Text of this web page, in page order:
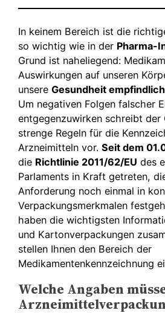
In keinem Bereich ist die
so wichtig wie in der Pharma-
Grund ist naheliegend:
Auswirkungen auf unseren
unsereGesundheit
Um negativen Folgen falscher
entgegenzuwirken schreibt der
strenge Regeln für die
Arzneimitteln vor.Seit dem
die Richtlinie 2011/62/EU des
Parlaments in Kraft getreten,
Anforderung noch einmal in
Verpackungsmerkmalen
haben die wichtigsten
und Kartonverpackungen
stellen Ihnen den Bereich der
Medikamentenkennzeichnung
Welche Angaben